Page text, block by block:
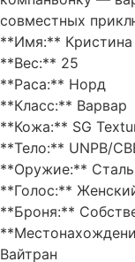
совместных
**Имя:** Кристина
**Вес:** 25
**Раса:** Норд
**Класс:** Варвар
**Кожа:** SG
**Тело:** UNPB/
**Оружие:**
**Голос:**
**Броня:**
Вайтран